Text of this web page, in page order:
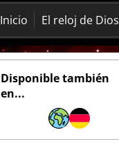
Inicio El reloj de Dios
Disponible también
en...